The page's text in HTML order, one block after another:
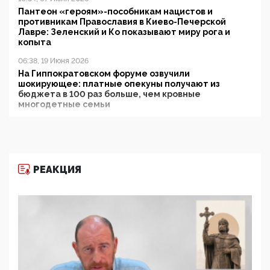
Пантеон «героям»-пособникам нацистов и
противникам Православия в Киево-Печерской
Лавре: Зеленский и Ко показывают миру рога и
копыта
06:38, 19 Июня 2026
На Гиппократовском форуме озвучили
шокирующее: платные опекуны получают из
бюджета в 100 раз больше, чем кровные
многодетные семьи
11:53, 09 Июня 2026
деятельность ИИТО ЮНЕСКО в России, но
цифроглобалисты продолжают определять
повестку в образовании
09:43, 01 Июня 2026
5G за счет здоровья граждан: Минцифры намерено
отобрать у регионов и муниципалитетов право
РЕАКЦИЯ